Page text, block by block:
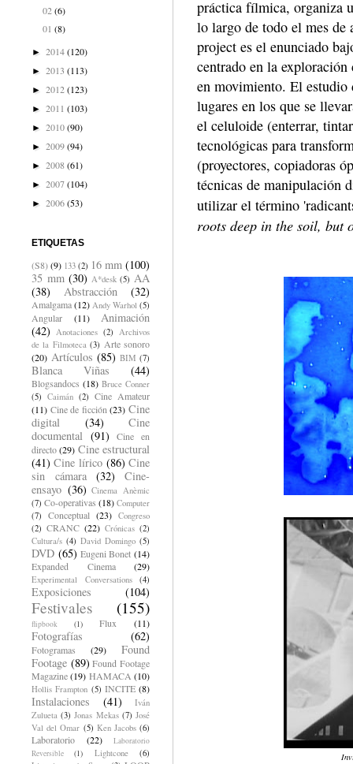
práctica fílmica, organiza
lo largo de todo el mes
project es el enunciado
centrado en la
en movimiento. El estudio
lugares en los que se
el celuloide (enterrar,
tecnológicas para
(proyectores, copiadoras
técnicas de manipulación
utilizar el término
roots deep in the soil, but
02 (6)
01 (8)
► 2014(120)
► 2013 (113)
► 2012(123)
► 2011 (103)
► 2010(90)
► 2009(94)
► 2008(61)
► 2007(104)
► 2006(53)
ETIQUETAS
(S8)(9) 133 (2) 16 mm (100)
35 mm (30) A*desk (5) AA
(38)
Abstracción (32)
Amalgama(12) Andy Warhol (5)
Angular (11)
Animación
(42)
Anotaciones (2)
Archivos
de la Filmoteca (3) Arte sonoro
(20) Artículos (85) BIM (7)
Blanca Viñas (44)
Blogsandocs (18) Bruce Conner
(5) Caimán (2) Cine Amateur
(11) Cine de ficción (23) Cine
digital
(34)
Cine
documental (91)
Cine en
directo (29) Cine estructural
(41) Cine lírico (86) Cine
sin cámara
(32)
Cine-
ensayo (36) Cinema Anèmic
(7) Co-operativas (18) Computer
(7)
Conceptual (23) Congreso
(2) CRANC (22) Crónicas (2)
Cultura/s (4) David Domingo (5)
DVD (65) Eugeni Bonet (14)
Expanded Cinema
(29)
Experimental Conversations (4)
Exposiciones (104)
Festivales (155)
flipbook (1) Flux (11)
Fotografías (62)
Fotogramas (29)
Found
Footage (89) Found Footage
Magazine (19) HAMACA (10)
Hollis Frampton (5) INCITE (8)
Instalaciones (41)
Iván
Zulueta (3) Jonas Mekas (7) José
Val del Omar (5) Ken Jacobs (6)
Laboratorio (22)
Laboratorio
Reversible
(1) Lightcone
(6)